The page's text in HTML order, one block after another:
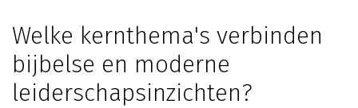
Welke kernthema's verbinden
bijbelse en moderne
leiderschapsinzichten?